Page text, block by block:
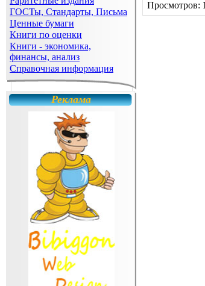
ГОСТы, Стандарты, Письма
Ценные бумаги
Книги по оценки
Книги - экономика,
финансы, анализ
Справочная информация
Реклама
Просмотров: